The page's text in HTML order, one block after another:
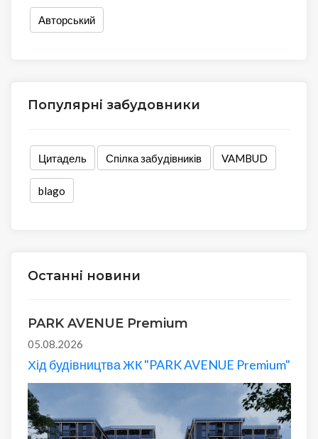
Авторський
Популярні забудовники
Цитадель Спілка забудівників VAMBUD
blago
Останні новини
PARK AVENUE Premium
05.08.2026
Хід будівництва ЖК "PARK AVENUE Premium"